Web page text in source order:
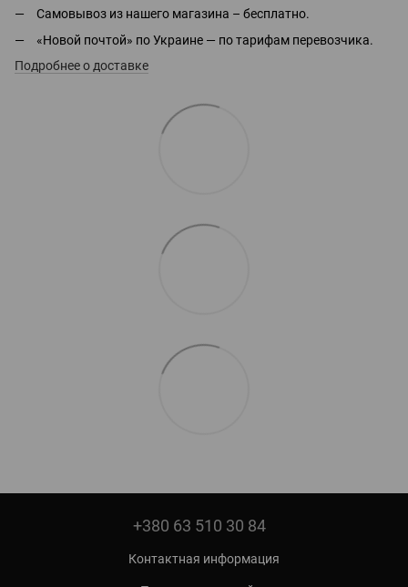
Самовывоз из нашего магазина – бесплатно.
«Новой почтой» по Украине — по тарифам перевозчика.
Подробнее о доставке
+380 63 510 30 84
Контактная информация